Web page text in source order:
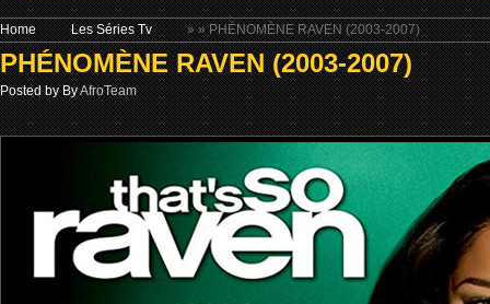
Home »
Les Séries Tv » PHÉNOMÈNE RAVEN (2003-2007)
PHÉNOMÈNE RAVEN (2003-2007)
Posted by ByAfroTeam